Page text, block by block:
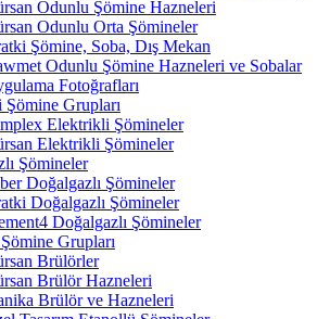
Odunlu Şömine Hazneleri
Odunlu Orta Şömineler
Şömine, Soba, Dış Mekan
Odunlu Şömine Hazneleri ve Sobalar
Fotoğrafları
Grupları
Elektrikli Şömineler
Elektrikli Şömineler
Şömineler
Doğalgazlı Şömineler
Doğalgazlı Şömineler
Doğalgazlı Şömineler
Grupları
Brülörler
Brülör Hazneleri
Brülör ve Hazneleri